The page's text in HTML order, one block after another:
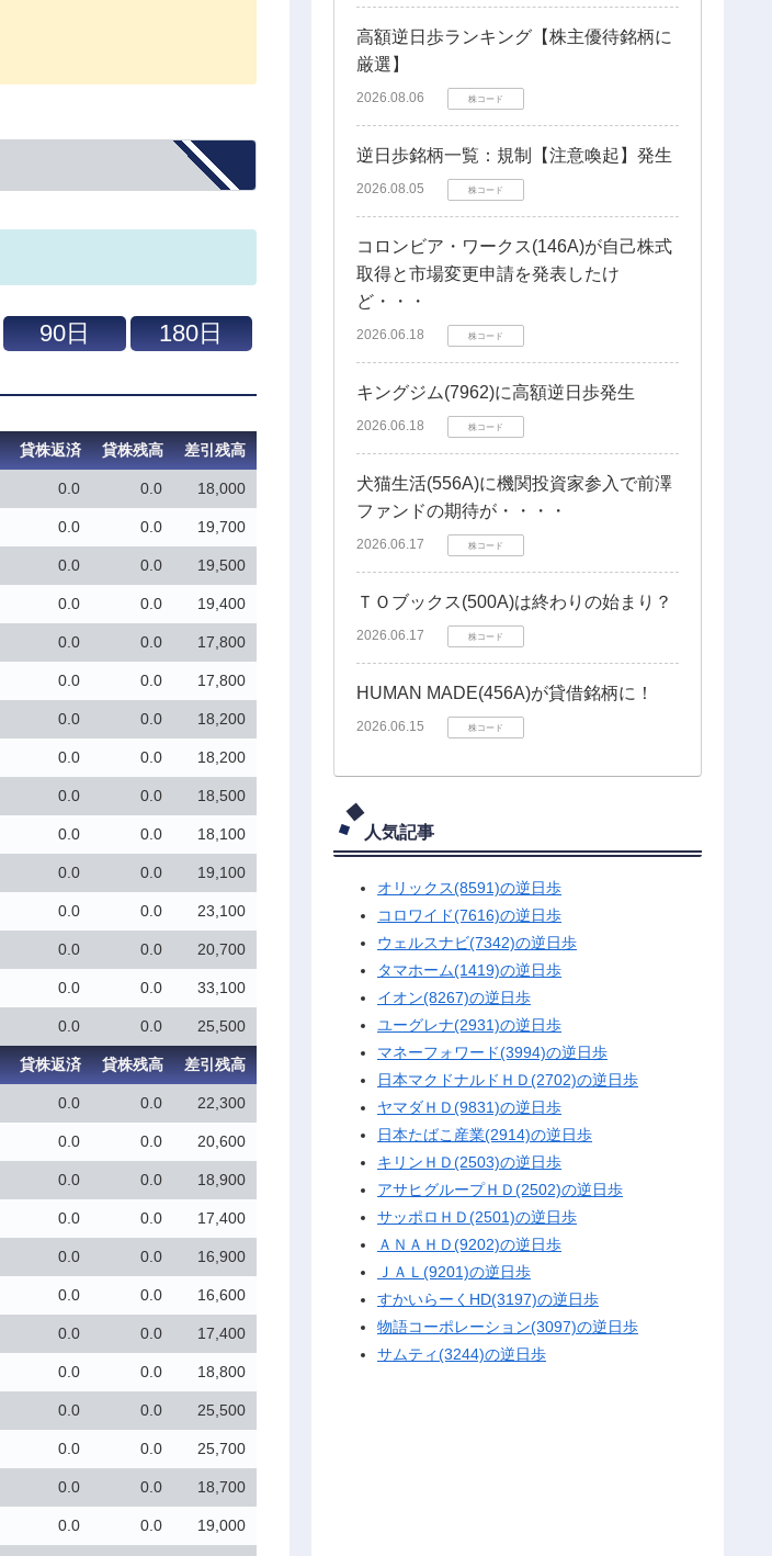
貸株返済 貸株残高 差引残高
0.0 0.0 18,000
0.0 0.0 19,700
0.0 0.0 19,500
0.0 0.0 19,400
0.0 0.0 17,800
0.0 0.0 17,800
0.0 0.0 18,200
0.0 0.0 18,200
0.0 0.0 18,500
0.0 0.0 18,100
0.0 0.0 19,100
0.0 0.0 23,100
0.0 0.0 20,700
0.0 0.0 33,100
0.0 0.0 25,500
貸株返済 貸株残高 差引残高
0.0 0.0 22,300
0.0 0.0 20,600
0.0 0.0 18,900
0.0 0.0 17,400
0.0 0.0 16,900
0.0 0.0 16,600
0.0 0.0 17,400
0.0 0.0 18,800
0.0 0.0 25,500
0.0 0.0 25,700
0.0 0.0 18,700
0.0 0.0 19,000
高額逆日歩ランキング【株主優待銘柄に
厳選】
2026.08.06 株コード
逆日歩銘柄一覧：規制【注意喚起】発生
2026.08.05 株コード
コロンビア・ワークス(146A)が自己株式
取得と市場変更申請を発表したけ
ど・・・
2026.06.18 株コード
キングジム(7962)に高額逆日歩発生
2026.06.18 株コード
犬猫生活(556A)に機関投資家参入で前澤
ファンドの期待が・・・・
2026.06.17 株コード
ＴＯブックス(500A)は終わりの始まり？
2026.06.17 株コード
HUMAN MADE(456A)が貸借銘柄に！
2026.06.15 株コード
人気記事
オリックス(8591)の逆日歩
コロワイド(7616)の逆日歩
ウェルスナビ(7342)の逆日歩
タマホーム(1419)の逆日歩
イオン(8267)の逆日歩
ユーグレナ(2931)の逆日歩
マネーフォワード(3994)の逆日歩
日本マクドナルドＨＤ(2702)の逆日歩
ヤマダＨＤ(9831)の逆日歩
日本たばこ産業(2914)の逆日歩
キリンＨＤ(2503)の逆日歩
アサヒグループＨＤ(2502)の逆日歩
サッポロＨＤ(2501)の逆日歩
ＡＮＡＨＤ(9202)の逆日歩
ＪＡＬ(9201)の逆日歩
すかいらーくHD(3197)の逆日歩
物語コーポレーション(3097)の逆日歩
サムティ(3244)の逆日歩